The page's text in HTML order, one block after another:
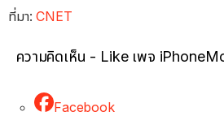
ที่มา:CNET
ความคิดเห็น - Like เพจ
Facebook